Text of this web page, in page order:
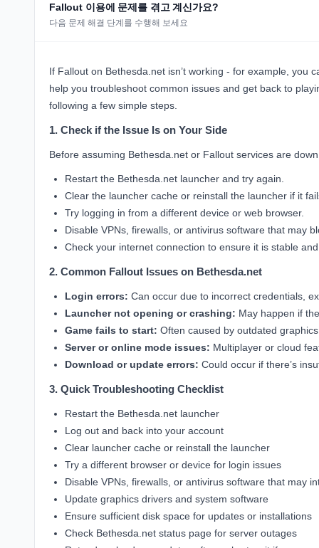
Fallout 이용에 문제를 겪고 계신가요?
다음 문제 해결 단계를 수행해 보세요
If Fallout on Bethesda.net isn’t working - for example, you
help you troubleshoot common issues and get back to
following a few simple steps.
1. Check if the Issue Is on Your Side
Before assuming Bethesda.net or Fallout services are
Restart the Bethesda.net launcher and try again.
Clear the launcher cache or reinstall the launcher if it
Try logging in from a different device or web browser.
Disable VPNs, firewalls, or antivirus software that may
Check your internet connection to ensure it is stable and
2. Common Fallout Issues on Bethesda.net
Login errors: Can occur due to incorrect credentials,
Launcher not opening or crashing: May happen if
Game fails to start: Often caused by outdated
Server or online mode issues: Multiplayer or cloud
Download or update errors: Could occur if there’s
3. Quick Troubleshooting Checklist
Restart the Bethesda.net launcher
Log out and back into your account
Clear launcher cache or reinstall the launcher
Try a different browser or device for login issues
Disable VPNs, firewalls, or antivirus software that may
Update graphics drivers and system software
Ensure sufficient disk space for updates or installations
Check Bethesda.net status page for server outages